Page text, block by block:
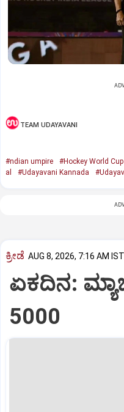
TEAM UDAYAVANI
#ndian umpire #Hockey World Cup
al
#Udayavani Kannada
ಕ್ರೀಡೆ AUG 8, 2026, 7:16 AM IST
ಏಕದಿನ:
5000